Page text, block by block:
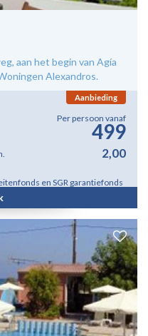
aan het begin van Agía
Alexandros.
Aanbieding
Per persoon vanaf
499
2,00
en SGR garantiefonds